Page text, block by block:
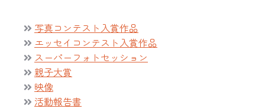
写真コンテスト入賞作品
エッセイコンテスト入賞作品
スーパーフォトセッション
親子大賞
映像
活動報告書